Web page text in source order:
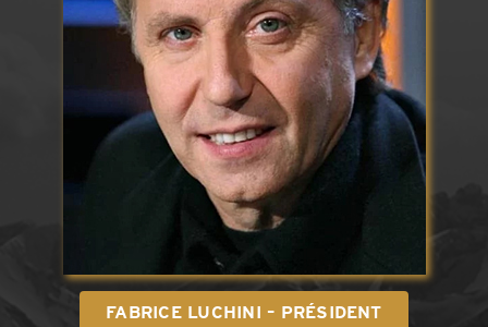
FABRICE LUCHINI – PRÉSIDENT